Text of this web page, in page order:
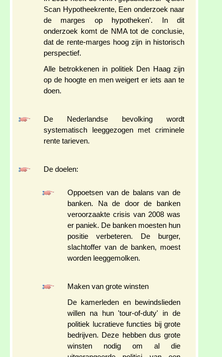
Scan Hypotheekrente, Een onderzoek naar
de marges op hypotheken'. In dit
onderzoek komt de NMA tot de conclusie,
dat de rente-marges hoog zijn in historisch
perspectief.
Alle betrokkenen in politiek Den Haag zijn
op de hoogte en men weigert er iets aan te
doen.
De Nederlandse bevolking wordt
systematisch leeggezogen met criminele
rente tarieven.
De doelen:
Oppoetsen van de balans van de
banken. Na de door de banken
veroorzaakte crisis van 2008 was
er paniek. De banken moesten hun
positie verbeteren. De burger,
slachtoffer van de banken, moest
worden leeggemolken.
Maken van grote winsten
De kamerleden en bewindslieden
willen na hun 'tour-of-duty' in de
politiek lucratieve functies bij grote
bedrijven. Deze hebben dus grote
winsten nodig om al die